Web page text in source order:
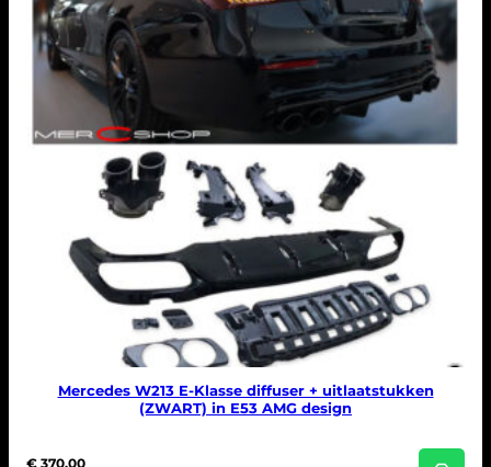
Mercedes W213 E-Klasse diffuser + uitlaatstukken
(ZWART) in E53 AMG design
€ 370,00